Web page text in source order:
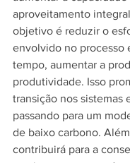
aproveitamento
objetivo é reduzir o
envolvido no processo
tempo, aumentar a
produtividade. Isso
transição nos sistemas
passando para um
de baixo carbono.
contribuirá para a